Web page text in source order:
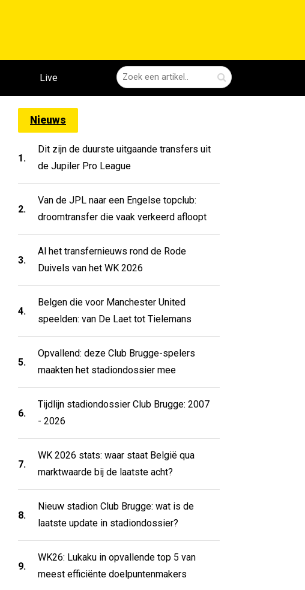
Live
Nieuws
1.
Dit zijn de duurste uitgaande transfers uit
de Jupiler Pro League
2.
Van de JPL naar een Engelse topclub:
droomtransfer die vaak verkeerd afloopt
3.
Al het transfernieuws rond de Rode
Duivels van het WK 2026
4.
Belgen die voor Manchester United
speelden: van De Laet tot Tielemans
5.
Opvallend: deze Club Brugge-spelers
maakten het stadiondossier mee
6.
Tijdlijn stadiondossier Club Brugge: 2007
- 2026
7.
WK 2026 stats: waar staat België qua
marktwaarde bij de laatste acht?
8.
Nieuw stadion Club Brugge: wat is de
laatste update in stadiondossier?
9.
WK26: Lukaku in opvallende top 5 van
meest efficiënte doelpuntenmakers